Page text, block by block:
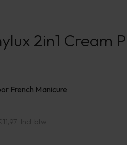
aanmaken
2in1 Cream
French Manicure
Incl. btw